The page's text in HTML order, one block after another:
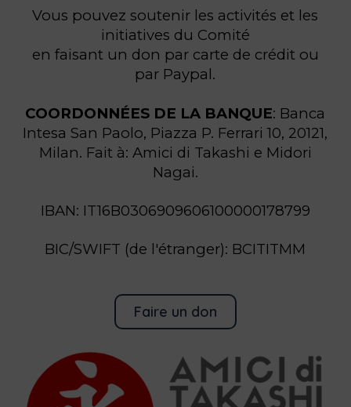
Vous pouvez soutenir les activités et les
initiatives du Comité
en faisant un don par carte de crédit ou
par Paypal.
COORDONNÉES DE LA BANQUE: Banca
Intesa San Paolo, Piazza P. Ferrari 10, 20121,
Milan. Fait à: Amici di Takashi e Midori
Nagai.
IBAN: IT16B0306909606100000178799
BIC/SWIFT (de l'étranger): BCITITMM
Faire un don